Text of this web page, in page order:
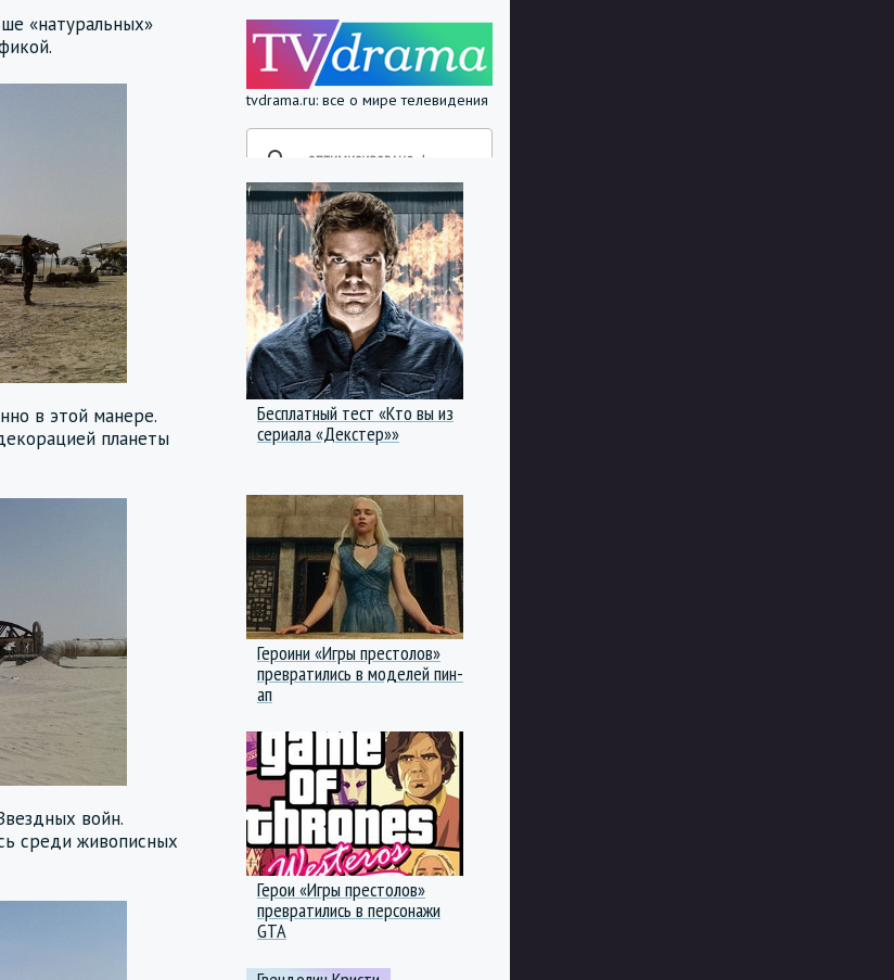
«натуральных»
в этой манере.
планеты
войн.
среди живописных
tvdrama.ru: все о мире телевидения
Бесплатный тест «Кто вы из
сериала «Декстер»»
Героини «Игры престолов»
превратились в моделей пин-
ап
Герои «Игры престолов»
превратились в персонажи
GTA